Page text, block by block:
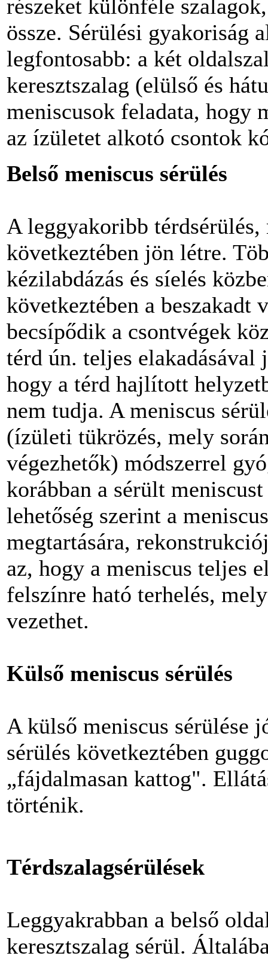
részeket különféle
össze. Sérülési gyakoriság
legfontosabb: a két
keresztszalag (elülső és
meniscusok feladata, hogy
az ízületet alkotó csontok
Belső meniscus sérülés
A leggyakoribb
következtében jön létre.
kézilabdázás és síelés
következtében a beszakadt
becsípődik a csontvégek
térd ún. teljes
hogy a térd hajlított
nem tudja. A meniscus
(ízületi tükrözés, mely
végezhetők) módszerrel
korábban a sérült
lehetőség szerint a
megtartására,
az, hogy a meniscus teljes
felszínre ható terhelés,
vezethet.
Külső meniscus sérülés
A külső meniscus sérülése
sérülés következtében
„fájdalmasan kattog".
történik.
Térdszalagsérülések
Leggyakrabban a belső
keresztszalag sérül.